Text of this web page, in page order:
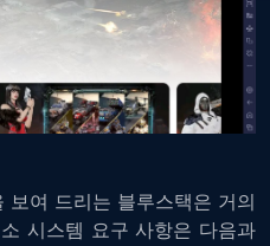
보여 드리는 블루스택은 거의
시스템 요구 사항은 다음과